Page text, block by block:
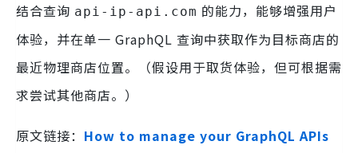
结合查询 api-ip-api.com 的能力，能够增强用户
体验，并在单一 GraphQL 查询中获取作为目标商店的
最近物理商店位置。（假设用于取货体验，但可根据需
求尝试其他商店。）
原文链接： How to manage your GraphQL APIs